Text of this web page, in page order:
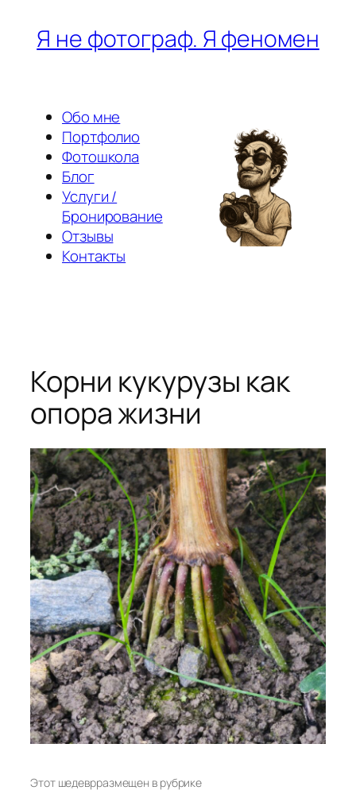
ПерейтиЯ не фотограф. Я феномен
Обо мне
Портфолио
Фотошкола
Блог
Услуги /
Бронирование
Отзывы
Контакты
Корни кукурузы как
опора жизни
Этот шедеврразмещен в рубрике